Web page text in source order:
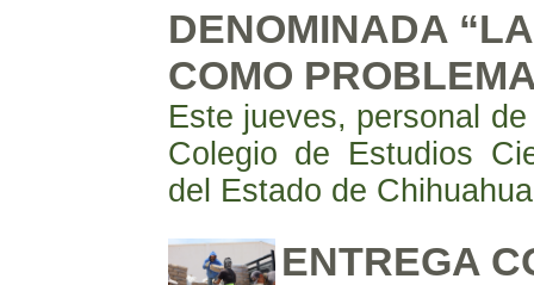
DENOMINADA
COMO
Este jueves, personal
Colegio de Estudios
del Estado de
ENTREGA